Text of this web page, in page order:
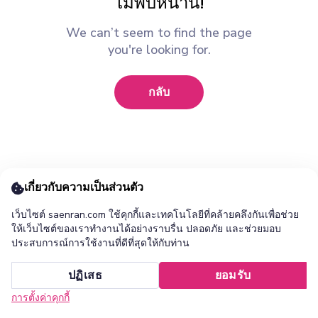
We can’t seem to find the page
you're looking for.
กลับ
หน้าแรก
ยกเลิก ติดตั้ง
เกี่ยวกับความเป็นส่วนตัว
เว็บไซต์ saenran.com ใช้คุกกี้และเทคโนโลยีที่คล้ายคลึงกันเพื่อช่วย
ให้เว็บไซต์ของเราทำงานได้อย่างราบรื่น ปลอดภัย และช่วยมอบ
ประสบการณ์การใช้งานที่ดีที่สุดให้กับท่าน
ปฏิเสธ ยอมรับ
การตั้งค่าคุกกี้